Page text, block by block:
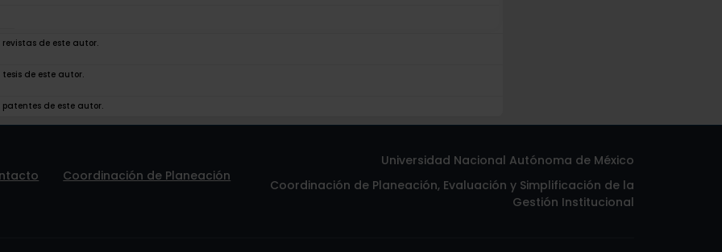
revistas de este autor.
tesis de este autor.
patentes de este autor.
Coordinación de Planeación
Universidad Nacional Autónoma de México
Coordinación de Planeación, Evaluación y Simplificación de la
Gestión Institucional